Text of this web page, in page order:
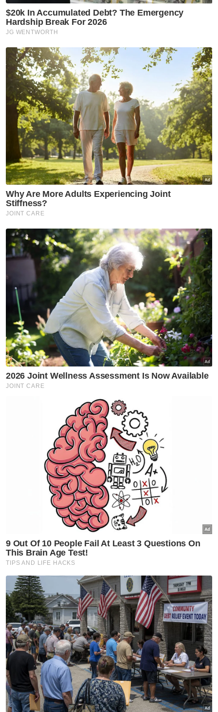
tempoh empat bulan, sambutan yang
diterima amat menggalakkan kerana kami
sedar untuk mendirikan rumah tangga
sekarang perlu mengeluarkan perbelanjaan
yang besar dan selepas ini kami rancang
untuk adakan majlis seperti ini dua kali
setahun.
"Apa yang menariknya kali ini, kesemua
pasangan pengantin ini akan diraikan selama
dua hari satu malam dan terdapat banyak
pengisian termasuk penginapan di hotel,
candle light dinner, cabutan bertuah dan
konvoi pengantin," katanya.
Muat turun aplikasi Sinar Harian.Klik di sini!
Perkahwinan
Kahwin OKU
Isteri Lumpuh
PUBG
Artikel Disyorkan